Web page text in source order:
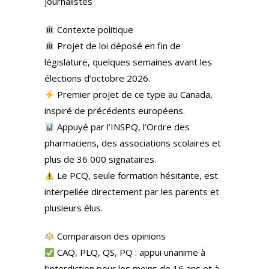
Contexte politique
Projet de loi déposé en fin de
législature, quelques semaines avant les
élections d’octobre 2026.
Premier projet de ce type au Canada,
inspiré de précédents européens.
Appuyé par l’INSPQ, l’Ordre des
pharmaciens, des associations scolaires et
plus de 36 000 signataires.
Le PCQ, seule formation hésitante, est
interpellée directement par les parents et
plusieurs élus.
Comparaison des opinions
CAQ, PLQ, QS, PQ : appui unanime à